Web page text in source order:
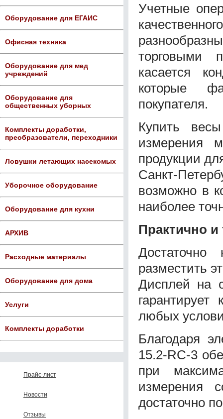
Оборудование для ЕГАИС
Офисная техника
Оборудование для мед
учреждений
Оборудование для
общественных уборных
Комплекты доработки,
преобразователи, переходники
Ловушки летающих насекомых
Уборочное оборудование
Оборудование для кухни
АРХИВ
Расходные материалы
Оборудование для дома
Услуги
Комплекты доработки
Прайс-лист
Новости
Отзывы
Учетные
торговыми
касается
которые
покупателя.
Купить
измерения
продукции
Санкт-
возможно в
наиболее
Практично и
Достаточно
разместить
Дисплей на
любых
Благодаря
15.2-RC-3
при
измерения
достаточно